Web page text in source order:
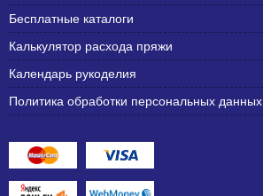
Бесплатные каталоги
Калькулятор расхода пряжи
Календарь рукоделия
Политика обработки персональных данных